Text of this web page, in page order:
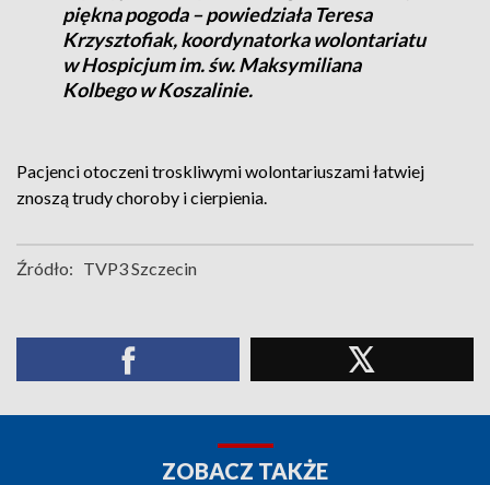
piękna pogoda – powiedziała Teresa
Krzysztofiak, koordynatorka wolontariatu
w Hospicjum im. św. Maksymiliana
Kolbego w Koszalinie.
Pacjenci otoczeni troskliwymi wolontariuszami łatwiej
znoszą trudy choroby i cierpienia.
Źródło: TVP3 Szczecin
ZOBACZ TAKŻE